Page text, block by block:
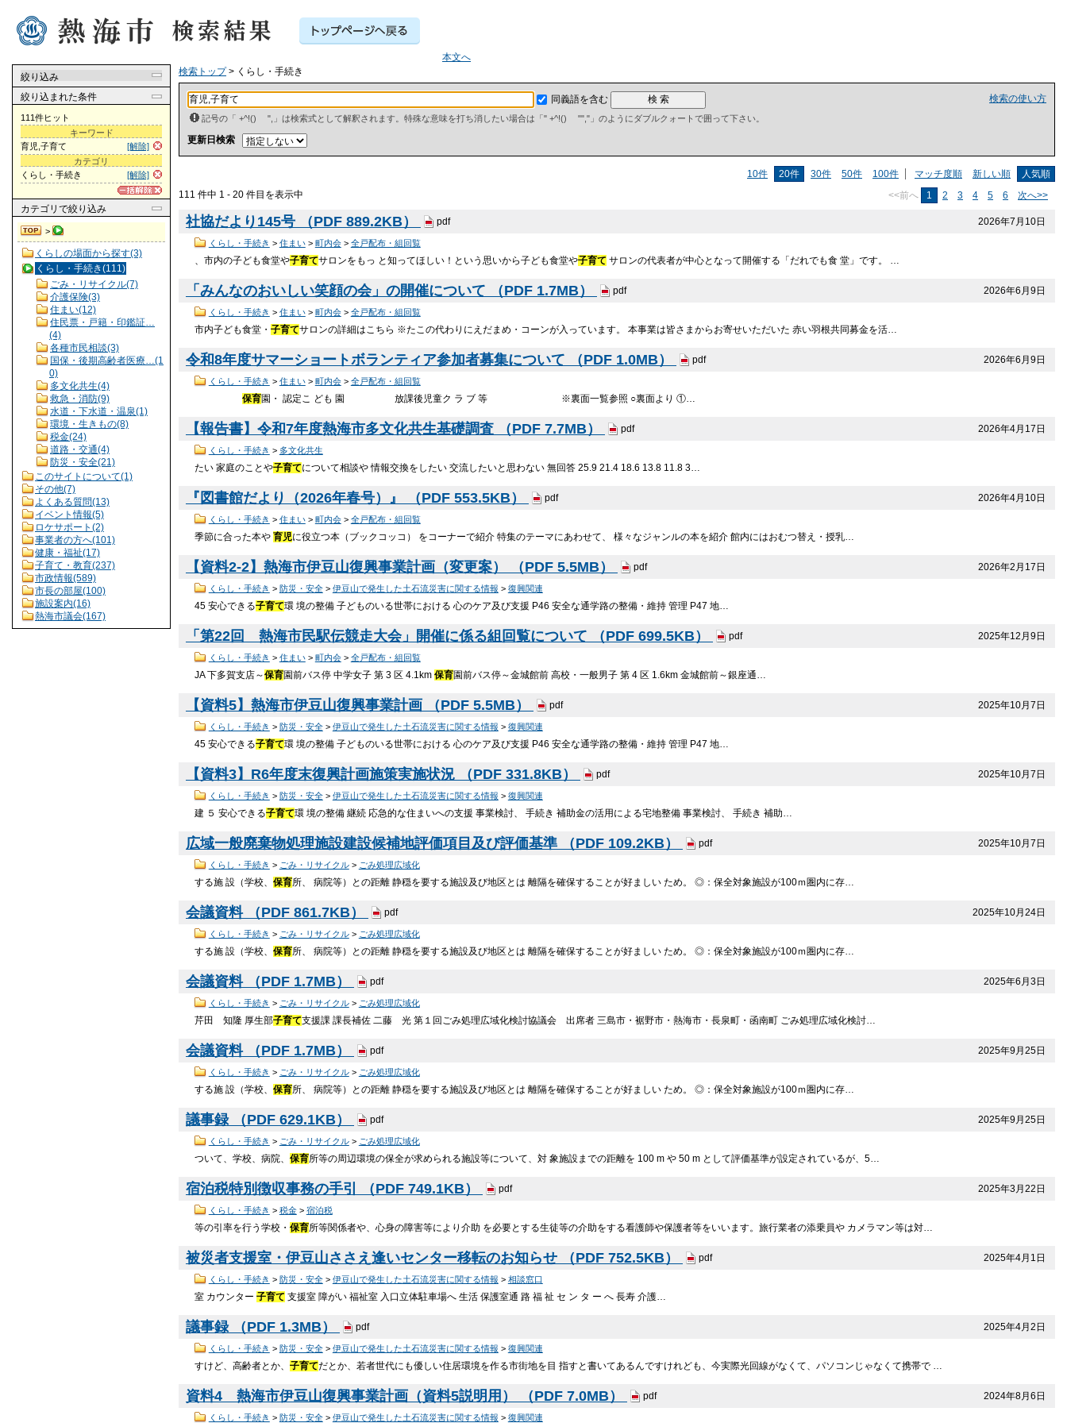
本文へ
絞り込み
絞り込まれた条件
111件ヒット
キーワード
[解除]
育児,子育て
カテゴリ
[解除]
くらし・手続き
カテゴリ で絞り込み
>
くらしの場面から探す(3)
くらし・手続き(111)
ごみ・リサイクル(7)
介護保険(3)
住まい(12)
住民票・戸籍・印鑑証…
(4)
各種市民相談(3)
国保・後期高齢者医療…(1
0)
多文化共生(4)
救急・消防(9)
水道・下水道・温泉(1)
環境・生きもの(8)
税金(24)
道路・交通(4)
防災・安全(21)
このサイトについて(1)
その他(7)
よくある質問(13)
イベント情報(5)
ロケサポート(2)
事業者の方へ(101)
健康・福祉(17)
子育て・教育(237)
市政情報(589)
市長の部屋(100)
施設案内(16)
熱海市議会(167)
検索トップ> くらし・手続き
検索の使い方
同義語を含む
記号の「 +^!() ",」は検索式として解釈されます。特殊な意味を打ち消したい場合は「" +^!() "","」のようにダブルクォートで囲って下さい。
更新日検索
10件 20件 30件 50件 100件 マッチ度順 新しい順
人気順
111 件中 1 - 20 件目を表示中
<<前へ 1 2 3 4 5 6 次へ>>
2026年7月10日
社協だより145号 （PDF 889.2KB） pdf
くらし・手続き > 住まい> 町内会> 全戸配布・組回覧
、市内の子ども食堂や子育てサロンをもっ と知ってほしい！という思いから子ども食堂や子育て サロンの代表者が中心となって開催する「だれでも食 堂」です。 …
2026年6月9日
「みんなのおいしい笑顔の会」の開催について （PDF 1.7MB） pdf
くらし・手続き > 住まい> 町内会> 全戸配布・組回覧
市内子ども食堂・子育てサロンの詳細はこちら ※たこの代わりにえだまめ・コーンが入っています。 本事業は皆さまからお寄せいただいた 赤い羽根共同募金を活…
2026年6月9日
令和8年度サマーショートボランティア参加者募集について （PDF 1.0MB） pdf
くらし・手続き > 住まい> 町内会> 全戸配布・組回覧
保育園・ 認定こ ども 園 放課後児童ク ラ ブ 等 ※裏面一覧参照 ○裏面より ①…
2026年4月17日
【報告書】令和7年度熱海市多文化共生基礎調査 （PDF 7.7MB） pdf
くらし・手続き > 多文化共生
たい 家庭のことや子育てについて相談や 情報交換をしたい 交流したいと思わない 無回答 25.9 21.4 18.6 13.8 11.8 3…
2026年4月10日
『図書館だより（2026年春号）』 （PDF 553.5KB） pdf
くらし・手続き > 住まい> 町内会> 全戸配布・組回覧
季節に合った本や育児に役立つ本（ブックコッコ） をコーナーで紹介 特集のテーマにあわせて、 様々なジャンルの本を紹介 館内にはおむつ替え・授乳…
2026年2月17日
【資料2-2】熱海市伊豆山復興事業計画（変更案） （PDF 5.5MB） pdf
くらし・手続き > 防災・安全> 伊豆山で発生した土石流災害に関する情報 > 復興関連
45 安心できる子育て環 境の整備 子どものいる世帯における 心のケア及び支援 P46 安全な通学路の整備・維持 管理 P47 地…
2025年12月9日
「第22回 熱海市民駅伝競走大会」開催に係る組回覧について （PDF 699.5KB） pdf
くらし・手続き > 住まい> 町内会> 全戸配布・組回覧
JA 下多賀支店～保育園前バス停 中学女子 第 3 区 4.1km保育園前バス停～金城館前 高校・一般男子 第 4 区 1.6km 金城館前～銀座通…
2025年10月7日
【資料5】熱海市伊豆山復興事業計画 （PDF 5.5MB） pdf
くらし・手続き > 防災・安全> 伊豆山で発生した土石流災害に関する情報 > 復興関連
45 安心できる子育て環 境の整備 子どものいる世帯における 心のケア及び支援 P46 安全な通学路の整備・維持 管理 P47 地…
2025年10月7日
【資料3】R6年度末復興計画施策実施状況 （PDF 331.8KB） pdf
くらし・手続き > 防災・安全> 伊豆山で発生した土石流災害に関する情報 > 復興関連
建 ５ 安心できる子育て環 境の整備 継続 応急的な住まいへの支援 事業検討、 手続き 補助金の活用による宅地整備 事業検討、 手続き 補助…
2025年10月7日
広域一般廃棄物処理施設建設候補地評価項目及び評価基準 （PDF 109.2KB） pdf
くらし・手続き > ごみ・リサイクル> ごみ処理広域化
する施 設（学校、保育所、 病院等）との距離 静穏を要する施設及び地区とは 離隔を確保することが好ましい ため。 ◎：保全対象施設が100ｍ圏内に存…
2025年10月24日
会議資料 （PDF 861.7KB） pdf
くらし・手続き > ごみ・リサイクル> ごみ処理広域化
する施 設（学校、保育所、 病院等）との距離 静穏を要する施設及び地区とは 離隔を確保することが好ましい ため。 ◎：保全対象施設が100ｍ圏内に存…
2025年6月3日
会議資料 （PDF 1.7MB） pdf
くらし・手続き > ごみ・リサイクル> ごみ処理広域化
芹田 知隆 厚生部子育て支援課 課長補佐 二藤 光 第１回ごみ処理広域化検討協議会 出席者 三島市・裾野市・熱海市・長泉町・函南町 ごみ処理広域化検討…
2025年9月25日
会議資料 （PDF 1.7MB） pdf
くらし・手続き > ごみ・リサイクル> ごみ処理広域化
する施 設（学校、保育所、 病院等）との距離 静穏を要する施設及び地区とは 離隔を確保することが好ましい ため。 ◎：保全対象施設が100ｍ圏内に存…
2025年9月25日
議事録 （PDF 629.1KB） pdf
くらし・手続き > ごみ・リサイクル> ごみ処理広域化
ついて、学校、病院、保育所等の周辺環境の保全が求められる施設等について、対 象施設までの距離を 100 m や 50 m として評価基準が設定されているが、5…
2025年3月22日
宿泊税特別徴収事務の手引 （PDF 749.1KB） pdf
くらし・手続き > 税金> 宿泊税
等の引率を行う学校・保育所等関係者や、心身の障害等により介助 を必要とする生徒等の介助をする看護師や保護者等をいいます。旅行業者の添乗員や カメラマン等は対…
2025年4月1日
被災者支援室・伊豆山ささえ逢いセンター移転のお知らせ （PDF 752.5KB） pdf
くらし・手続き > 防災・安全> 伊豆山で発生した土石流災害に関する情報 > 相談窓口
室 カウンター子育て 支援室 障がい 福祉室 入口立体駐車場へ 生活 保護室通 路 福 祉 セ ン タ ー へ 長寿 介護…
2025年4月2日
議事録 （PDF 1.3MB） pdf
くらし・手続き > 防災・安全> 伊豆山で発生した土石流災害に関する情報 > 復興関連
すけど、高齢者とか、子育てだとか、若者世代にも優しい住居環境を作る市街地を目 指すと書いてあるんですけれども、今実際光回線がなくて、パソコンじゃなくて携帯で …
2024年8月6日
資料4 熱海市伊豆山復興事業計画（資料5説明用） （PDF 7.0MB） pdf
くらし・手続き > 防災・安全> 伊豆山で発生した土石流災害に関する情報 > 復興関連